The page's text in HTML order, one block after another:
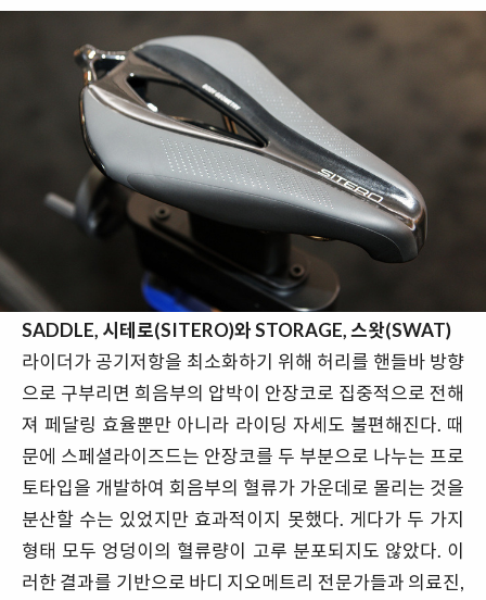
SADDLE, 시테로(SITERO)와 STORAGE, 스왓(SWAT)
라이더가 공기저항을 최소화하기 위해 허리를 핸들바 방향
으로 구부리면 희음부의 압박이 안장코로 집중적으로 전해
져 페달링 효율뿐만 아니라 라이딩 자세도 불편해진다. 때
문에 스페셜라이즈드는 안장코를 두 부분으로 나누는 프로
토타입을 개발하여 회음부의 혈류가 가운데로 몰리는 것을
분산할 수는 있었지만 효과적이지 못했다. 게다가 두 가지
형태 모두 엉덩이의 혈류량이 고루 분포되지도 않았다. 이
러한 결과를 기반으로 바디 지오메트리 전문가들과 의료진,